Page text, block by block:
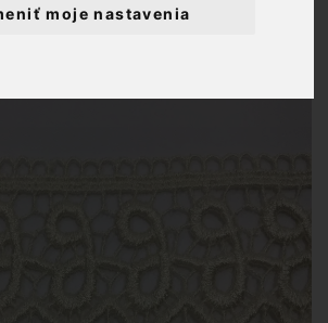
moje nastavenia